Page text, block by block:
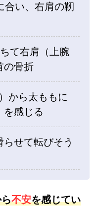
合い、右肩の靭
て右肩（上腕
の骨折
から太ももに
を感じる
せて転びそう
不安を感じてい